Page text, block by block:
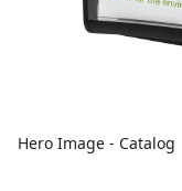
Hero Image - Catalog